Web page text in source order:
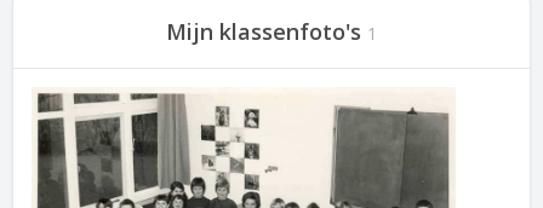
Mijn klassenfoto's 1